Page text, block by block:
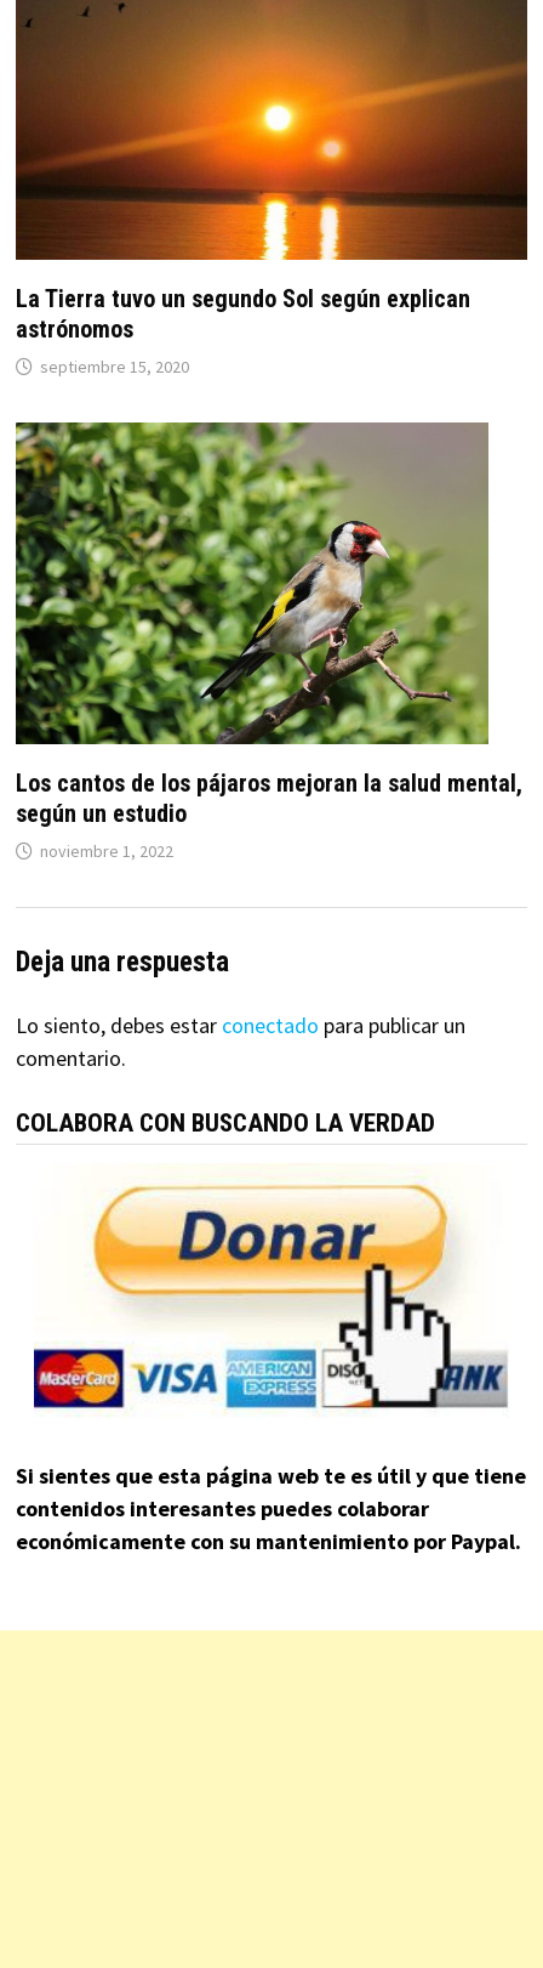
La Tierra tuvo un segundo Sol según explican
astrónomos
septiembre 15, 2020
Los cantos de los pájaros mejoran la salud mental,
según un estudio
noviembre 1, 2022
Deja una respuesta
Lo siento, debes estar conectado para publicar un
comentario.
COLABORA CON BUSCANDO LA VERDAD
Si sientes que esta página web te es útil y que tiene
contenidos interesantes puedes colaborar
económicamente con su mantenimiento por Paypal.